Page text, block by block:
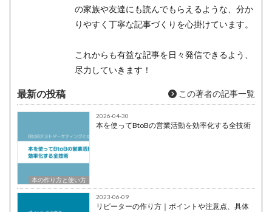
の家族や友達にも読んでもらえるような、分か
りやすく丁寧な記事づくりを心掛けています。
これからも有益な記事を日々発信できるよう、
尽力していきます！
最新の投稿 この著者の記事一覧
本の作り方と使い方
2026-04-30
本を使ってBtoBの営業活動を効率化する全技術
2023-06-09
リピーターの作り方｜ポイントや注意点、具体